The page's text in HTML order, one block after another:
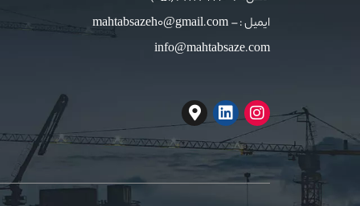
ایمیل : mahtabsazeh0@gmail.com –
info@mahtabsaze.com